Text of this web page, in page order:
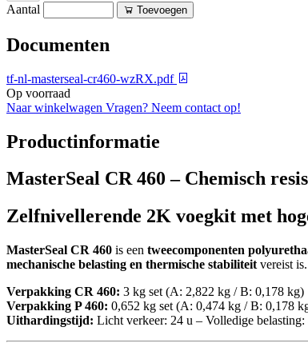
Aantal Toevoegen
Documenten
tf-nl-masterseal-cr460-wzRX.pdf
Op voorraad
Naar winkelwagen Vragen? Neem contact op!
Productinformatie
MasterSeal CR 460 – Chemisch
Zelfnivellerende 2K voegkit met
MasterSeal CR 460 is een tweecomponenten
mechanische belasting en thermische stabiliteit vereist
Verpakking CR 460: 3 kg set (A: 2,822 kg / B: 0,178 kg)
Verpakking P 460: 0,652 kg set (A: 0,474 kg / B: 0,178
Uithardingstijd: Licht verkeer: 24 u – Volledige belasting: